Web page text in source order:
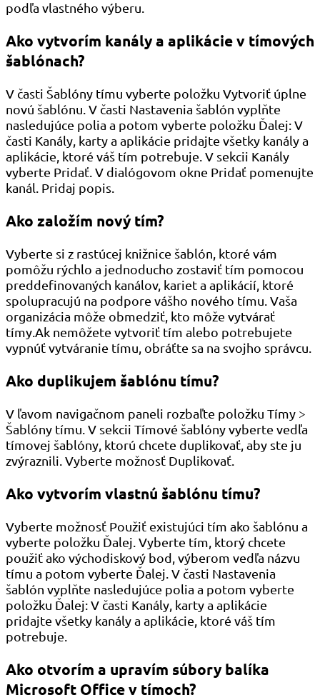
podľa vlastného výberu.
Ako vytvorím kanály a aplikácie v tímových
šablónach?
V časti Šablóny tímu vyberte položku Vytvoriť úplne
novú šablónu. V časti Nastavenia šablón vyplňte
nasledujúce polia a potom vyberte položku Ďalej: V
časti Kanály, karty a aplikácie pridajte všetky kanály a
aplikácie, ktoré váš tím potrebuje. V sekcii Kanály
vyberte Pridať. V dialógovom okne Pridať pomenujte
kanál. Pridaj popis.
Ako založím nový tím?
Vyberte si z rastúcej knižnice šablón, ktoré vám
pomôžu rýchlo a jednoducho zostaviť tím pomocou
preddefinovaných kanálov, kariet a aplikácií, ktoré
spolupracujú na podpore vášho nového tímu. Vaša
organizácia môže obmedziť, kto môže vytvárať
tímy.Ak nemôžete vytvoriť tím alebo potrebujete
vypnúť vytváranie tímu, obráťte sa na svojho správcu.
Ako duplikujem šablónu tímu?
V ľavom navigačnom paneli rozbaľte položku Tímy >
Šablóny tímu. V sekcii Tímové šablóny vyberte vedľa
tímovej šablóny, ktorú chcete duplikovať, aby ste ju
zvýraznili. Vyberte možnosť Duplikovať.
Ako vytvorím vlastnú šablónu tímu?
Vyberte možnosť Použiť existujúci tím ako šablónu a
vyberte položku Ďalej. Vyberte tím, ktorý chcete
použiť ako východiskový bod, výberom vedľa názvu
tímu a potom vyberte Ďalej. V časti Nastavenia
šablón vyplňte nasledujúce polia a potom vyberte
položku Ďalej: V časti Kanály, karty a aplikácie
pridajte všetky kanály a aplikácie, ktoré váš tím
potrebuje.
Ako otvorím a upravím súbory balíka
Microsoft Office v tímoch?